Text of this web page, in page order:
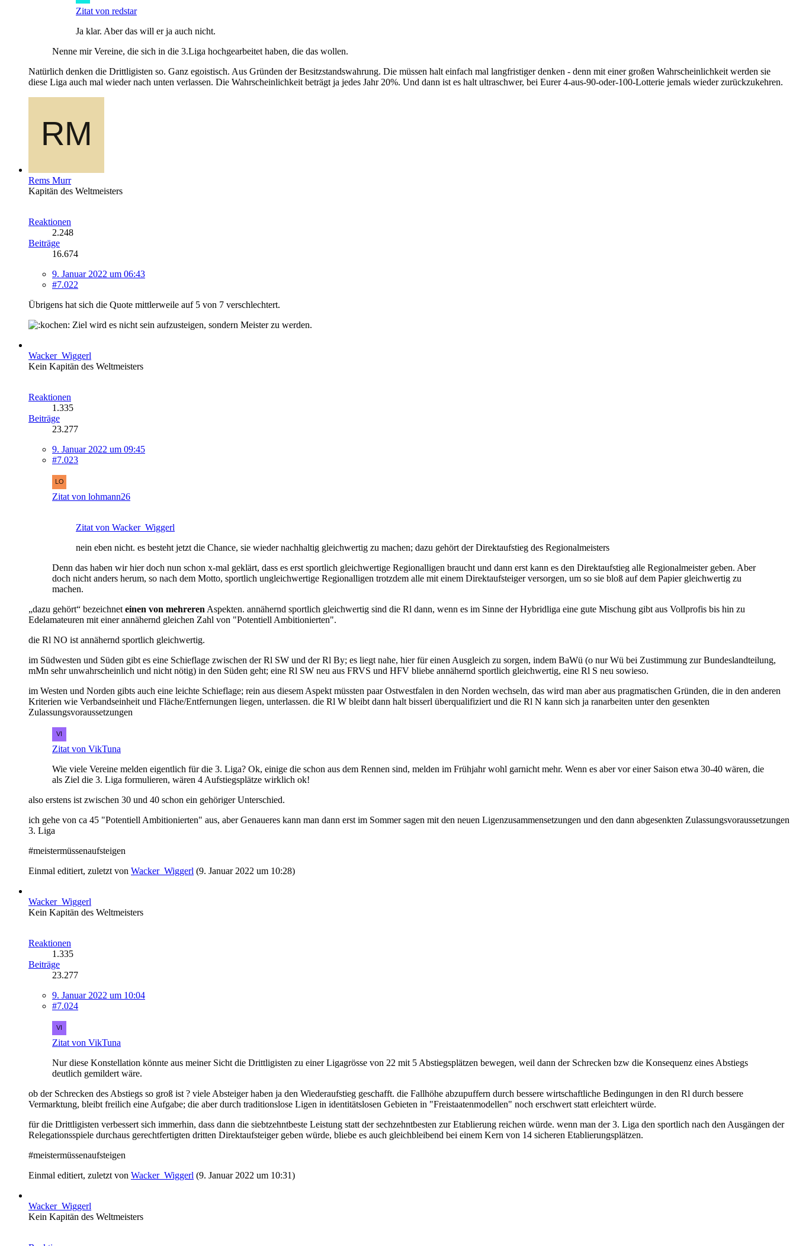
Zitat von redstar
Ja klar. Aber das will er ja auch nicht.
Nenne mir Vereine, die sich in die 3.Liga hochgearbeitet haben, die das wollen.
Natürlich denken die Drittligisten so. Ganz egoistisch. Aus Gründen der Besitzstandswahrung. Die müssen halt einfach mal langfristiger denken - denn mit einer großen Wahrscheinlichkeit werden sie
diese Liga auch mal wieder nach unten verlassen. Die Wahrscheinlichkeit beträgt ja jedes Jahr 20%. Und dann ist es halt ultraschwer, bei Eurer 4-aus-90-oder-100-Lotterie jemals wieder zurückzukehren.
Rems Murr
Kapitän des Weltmeisters
Reaktionen
2.248
Beiträge
16.674
9. Januar 2022 um 06:43
#7.022
Übrigens hat sich die Quote mittlerweile auf 5 von 7 verschlechtert.
Ziel wird es nicht sein aufzusteigen, sondern Meister zu werden.
Wacker_Wiggerl
Kein Kapitän des Weltmeisters
Reaktionen
1.335
Beiträge
23.277
9. Januar 2022 um 09:45
#7.023
Zitat von lohmann26
Zitat von Wacker_Wiggerl
nein eben nicht. es besteht jetzt die Chance, sie wieder nachhaltig gleichwertig zu machen; dazu gehört der Direktaufstieg des Regionalmeisters
Denn das haben wir hier doch nun schon x-mal geklärt, dass es erst sportlich gleichwertige Regionalligen braucht und dann erst kann es den Direktaufstieg alle Regionalmeister geben. Aber
doch nicht anders herum, so nach dem Motto, sportlich ungleichwertige Regionalligen trotzdem alle mit einem Direktaufsteiger versorgen, um so sie bloß auf dem Papier gleichwertig zu
machen.
„dazu gehört“ bezeichnet einen von mehreren Aspekten. annähernd sportlich gleichwertig sind die Rl dann, wenn es im Sinne der Hybridliga eine gute Mischung gibt aus Vollprofis bis hin zu
Edelamateuren mit einer annähernd gleichen Zahl von "Potentiell Ambitionierten".
die Rl NO ist annähernd sportlich gleichwertig.
im Südwesten und Süden gibt es eine Schieflage zwischen der Rl SW und der Rl By; es liegt nahe, hier für einen Ausgleich zu sorgen, indem BaWü (o nur Wü bei Zustimmung zur Bundeslandteilung,
mMn sehr unwahrscheinlich und nicht nötig) in den Süden geht; eine Rl SW neu aus FRVS und HFV bliebe annähernd sportlich gleichwertig, eine Rl S neu sowieso.
im Westen und Norden gibts auch eine leichte Schieflage; rein aus diesem Aspekt müssten paar Ostwestfalen in den Norden wechseln, das wird man aber aus pragmatischen Gründen, die in den anderen
Kriterien wie Verbandseinheit und Fläche/Entfernungen liegen, unterlassen. die Rl W bleibt dann halt bisserl überqualifiziert und die Rl N kann sich ja ranarbeiten unter den gesenkten
Zulassungsvoraussetzungen
Zitat von VikTuna
Wie viele Vereine melden eigentlich für die 3. Liga? Ok, einige die schon aus dem Rennen sind, melden im Frühjahr wohl garnicht mehr. Wenn es aber vor einer Saison etwa 30-40 wären, die
als Ziel die 3. Liga formulieren, wären 4 Aufstiegsplätze wirklich ok!
also erstens ist zwischen 30 und 40 schon ein gehöriger Unterschied.
ich gehe von ca 45 "Potentiell Ambitionierten" aus, aber Genaueres kann man dann erst im Sommer sagen mit den neuen Ligenzusammensetzungen und den dann abgesenkten Zulassungsvoraussetzungen
3. Liga
#meistermüssenaufsteigen
Einmal editiert, zuletzt von Wacker_Wiggerl (9. Januar 2022 um 10:28)
Wacker_Wiggerl
Kein Kapitän des Weltmeisters
Reaktionen
1.335
Beiträge
23.277
9. Januar 2022 um 10:04
#7.024
Zitat von VikTuna
Nur diese Konstellation könnte aus meiner Sicht die Drittligisten zu einer Ligagrösse von 22 mit 5 Abstiegsplätzen bewegen, weil dann der Schrecken bzw die Konsequenz eines Abstiegs
deutlich gemildert wäre.
ob der Schrecken des Abstiegs so groß ist ? viele Absteiger haben ja den Wiederaufstieg geschafft. die Fallhöhe abzupuffern durch bessere wirtschaftliche Bedingungen in den Rl durch bessere
Vermarktung, bleibt freilich eine Aufgabe; die aber durch traditionslose Ligen in identitätslosen Gebieten in "Freistaatenmodellen" noch erschwert statt erleichtert würde.
für die Drittligisten verbessert sich immerhin, dass dann die siebtzehntbeste Leistung statt der sechzehntbesten zur Etablierung reichen würde. wenn man der 3. Liga den sportlich nach den Ausgängen der
Relegationsspiele durchaus gerechtfertigten dritten Direktaufsteiger geben würde, bliebe es auch gleichbleibend bei einem Kern von 14 sicheren Etablierungsplätzen.
#meistermüssenaufsteigen
Einmal editiert, zuletzt von Wacker_Wiggerl (9. Januar 2022 um 10:31)
Wacker_Wiggerl
Kein Kapitän des Weltmeisters